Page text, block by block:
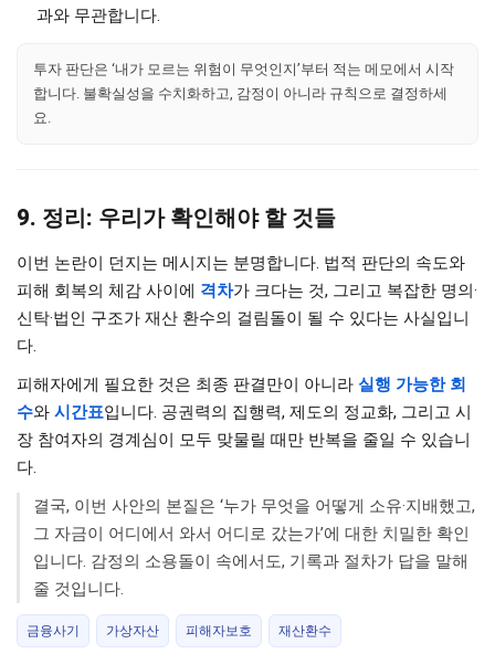
과와 무관합니다.
투자 판단은 ‘내가 모르는 위험이 무엇인지’부터 적는 메모에서 시작
합니다. 불확실성을 수치화하고, 감정이 아니라 규칙으로 결정하세
요.
9. 정리: 우리가 확인해야 할 것들
이번 논란이 던지는 메시지는 분명합니다. 법적 판단의 속도와
피해 회복의 체감 사이에 격차가 크다는 것, 그리고 복잡한 명의·
신탁·법인 구조가 재산 환수의 걸림돌이 될 수 있다는 사실입니
다.
피해자에게 필요한 것은 최종 판결만이 아니라 실행 가능한 회
수와 시간표입니다. 공권력의 집행력, 제도의 정교화, 그리고 시
장 참여자의 경계심이 모두 맞물릴 때만 반복을 줄일 수 있습니
다.
결국, 이번 사안의 본질은 ‘누가 무엇을 어떻게 소유·지배했고,
그 자금이 어디에서 와서 어디로 갔는가’에 대한 치밀한 확인
입니다. 감정의 소용돌이 속에서도, 기록과 절차가 답을 말해
줄 것입니다.
금융사기 가상자산 피해자보호 재산환수